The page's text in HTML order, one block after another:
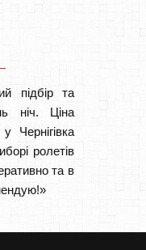
підбір та
ніч. Ціна
Чернігівка
ролетів
та в